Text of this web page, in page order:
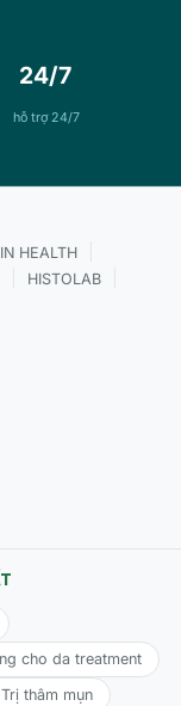
24/7
hỗ trợ 24/7
HEALTH
HISTOLAB
cho da treatment
Trị thâm mụn